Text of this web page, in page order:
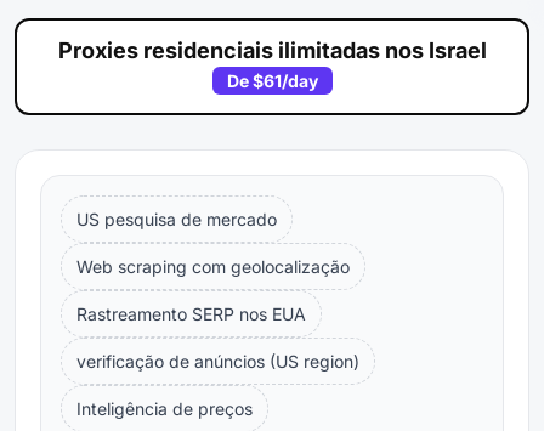
Proxies residenciais ilimitadas nos Israel
De$61/day
US pesquisa de mercado
Web scraping com geolocalização
Rastreamento SERP nos EUA
verificação de anúncios (US region)
Inteligência de preços